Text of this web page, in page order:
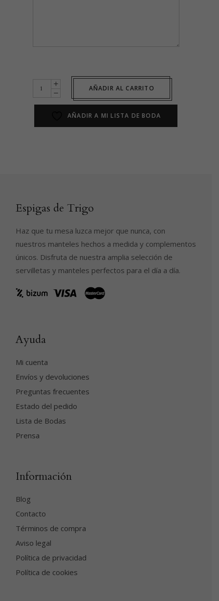
Tarjeta
quantity
AÑADIR AL CARRITO
AÑADIR A MI LISTA DE BODA
Espigas de Trigo
Haz que tu mesa luzca mejor que nunca, con
nuestros manteles hechos a medida y complementos
únicos. Disfruta de nuestra amplia selección de
servilletas y manteles perfectos para el día a día.
Ayuda
Mi cuenta
Envíos y devoluciones
Preguntas frecuentes
Estado del pedido
Lista de Bodas
Prensa
Información
Blog
Contacto
Términos de compra
Aviso legal
Política de privacidad
Política de cookies